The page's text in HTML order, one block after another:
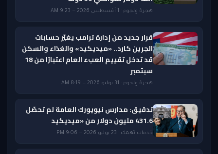
هجرة ولجوء · 1 أغسطس 2026 — 9:23 AM
قرار جديد من إدارة ترامب يغيّر حسابات
الجرين كارد.. «ميديكيد» والغذاء والسكن
قد تدخل تقييم العبء العام اعتبارًا من 18
سبتمبر
هجرة ولجوء · 31 يوليو 2026 — 8:19 AM
تدقيق: مدارس نيويورك العامة لم تحصّل
431.6 مليون دولار من «ميديكيد
خدمات تهمك · 23 يوليو 2026 — 9:06 PM